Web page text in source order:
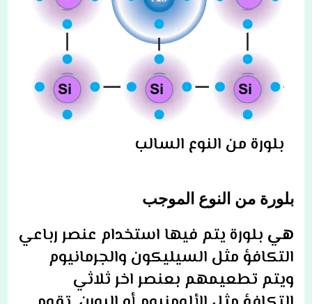
بلورة من النوع السالب
بلورة من النوع الموجب
هي بلورة يتم فيها استخدام عنصر رباعي
التكافؤ مثل السيليكون والجرمانيوم
ويتم تطعيمهم بعنصر اخرثلاثي